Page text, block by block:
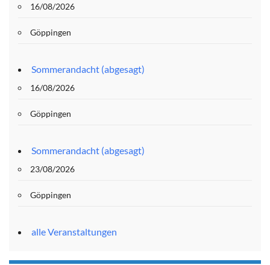
16/08/2026
Göppingen
Sommerandacht (abgesagt)
16/08/2026
Göppingen
Sommerandacht (abgesagt)
23/08/2026
Göppingen
alle Veranstaltungen